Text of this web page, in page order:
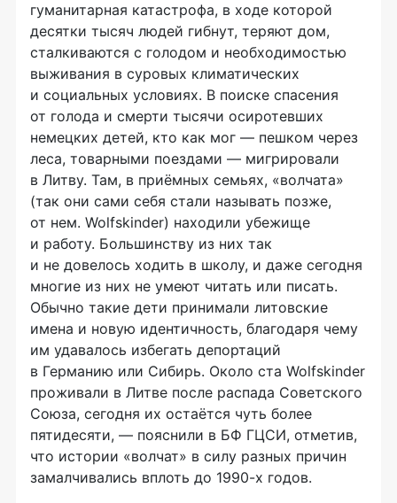
гуманитарная катастрофа, в ходе которой
десятки тысяч людей гибнут, теряют дом,
сталкиваются с голодом и необходимостью
выживания в суровых климатических
и социальных условиях. В поиске спасения
от голода и смерти тысячи осиротевших
немецких детей, кто как мог — пешком через
леса, товарными поездами — мигрировали
в Литву. Там, в приёмных семьях, «волчата»
(так они сами себя стали называть позже,
от нем. Wolfskinder) находили убежище
и работу. Большинству из них так
и не довелось ходить в школу, и даже сегодня
многие из них не умеют читать или писать.
Обычно такие дети принимали литовские
имена и новую идентичность, благодаря чему
им удавалось избегать депортаций
в Германию или Сибирь. Около ста Wolfskinder
проживали в Литве после распада Советского
Союза, сегодня их остаётся чуть более
пятидесяти, — пояснили в БФ ГЦСИ, отметив,
что истории «волчат» в силу разных причин
замалчивались вплоть до 1990-х годов.